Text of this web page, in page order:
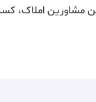
مشاورین